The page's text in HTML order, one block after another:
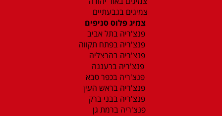
צמיגים בגבעתיים
צמיג פלוס סניפים
פנצ'ריה בתל אביב
פנצ'ריה בפתח תקווה
פנצ'ריה בהרצליה
פנצ'ריה ברעננה
פנצ'ריה בכפר סבא
פנצ'ריה בראש העין
פנצ'ריה בבני ברק
פנצ'ריה ברמת גן